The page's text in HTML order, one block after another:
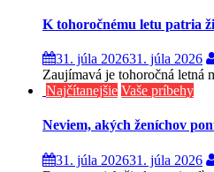
K tohoročnému letu patria
31. júla 202631. júla 2026
Zaujímavá je tohoročná letná
Najčítanejšie Vaše príbehy
Neviem, akých ženíchov
31. júla 202631. júla 2026